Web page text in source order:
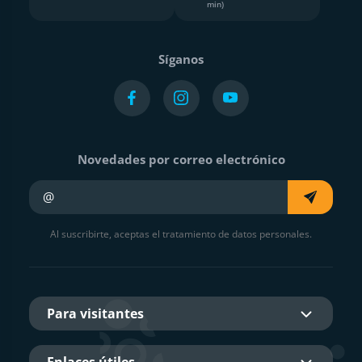
min)
Síganos
Novedades por correo electrónico
Al suscribirte, aceptas el tratamiento de datos personales.
Para visitantes